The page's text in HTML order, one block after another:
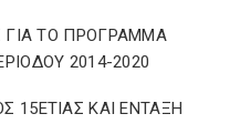
ΓΙΑ ΤΟ ΠΡΟΓΡΑΜΜΑ
2014-2020
ΚΑΙ ΕΝΤΑΞΗ